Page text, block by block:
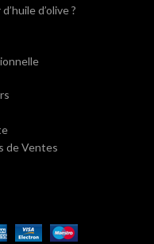
d’olive ?
de Ventes